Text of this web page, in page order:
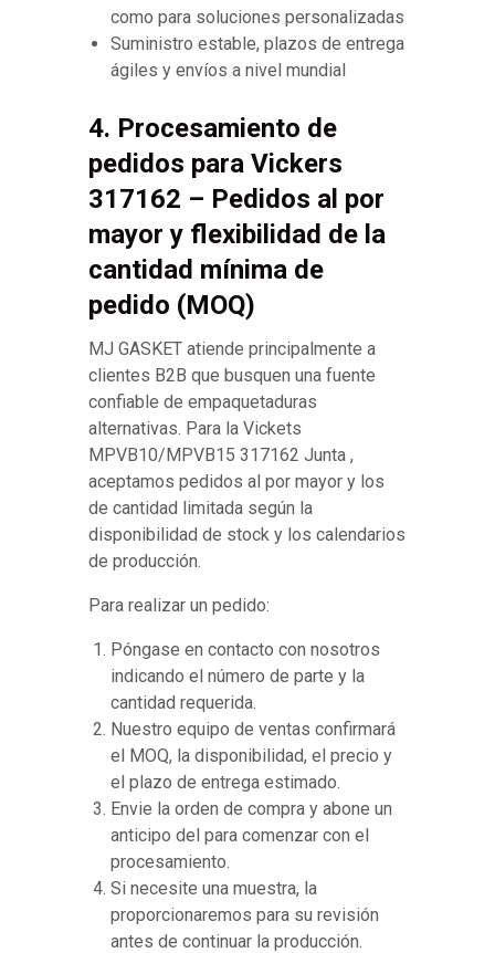
como para soluciones personalizadas
Suministro estable, plazos de entrega
ágiles y envíos a nivel mundial
4. Procesamiento de
pedidos para Vickers
317162 – Pedidos al por
mayor y flexibilidad de la
cantidad mínima de
pedido (MOQ)
MJ GASKET atiende principalmente a
clientes B2B que busquen una fuente
confiable de empaquetaduras
alternativas. Para la Vickets
MPVB10/MPVB15 317162 Junta ,
aceptamos pedidos al por mayor y los
de cantidad limitada según la
disponibilidad de stock y los calendarios
de producción.
Para realizar un pedido:
Póngase en contacto con nosotros
indicando el número de parte y la
cantidad requerida.
Nuestro equipo de ventas confirmará
el MOQ, la disponibilidad, el precio y
el plazo de entrega estimado.
Envie la orden de compra y abone un
anticipo del para comenzar con el
procesamiento.
Si necesite una muestra, la
proporcionaremos para su revisión
antes de continuar la producción.